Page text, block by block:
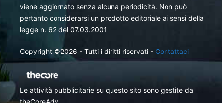
viene aggiornato senza alcuna periodicità. Non può
pertanto considerarsi un prodotto editoriale ai sensi della
legge n. 62 del 07.03.2001
Copyright ©2026 - Tutti i diritti riservati - Contattaci
Le attività pubblicitarie su questo sito sono gestite da
theCoreAdv